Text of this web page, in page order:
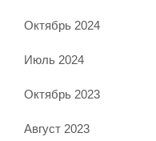
Октябрь 2024
Июль 2024
Октябрь 2023
Август 2023